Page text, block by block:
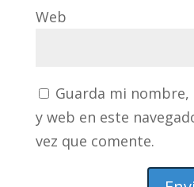
Web
Guarda mi
y web en este
vez que comente.